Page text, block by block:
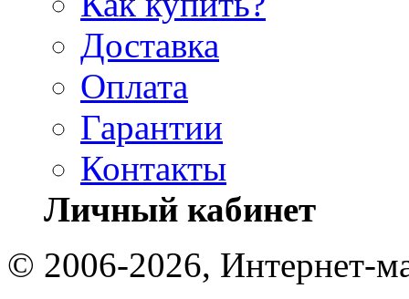
Доставка
Оплата
Гарантии
Контакты
Личный кабинет
© 2006-2026, Интернет-